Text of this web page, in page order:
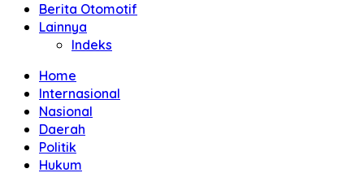
Berita Otomotif
Lainnya
Indeks
Home
Internasional
Nasional
Daerah
Politik
Hukum